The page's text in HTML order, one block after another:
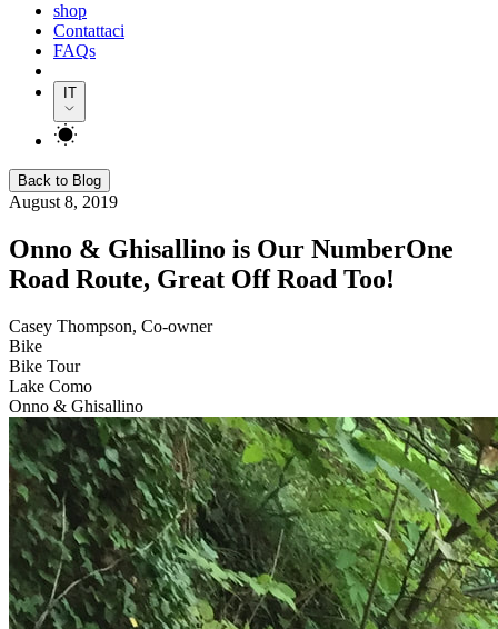
shop
Contattaci
FAQs
IT
Back to Blog
August 8, 2019
Onno & Ghisallino is Our NumberOne
Road Route, Great Off Road Too!
Casey Thompson, Co-owner
Bike
Bike Tour
Lake Como
Onno & Ghisallino